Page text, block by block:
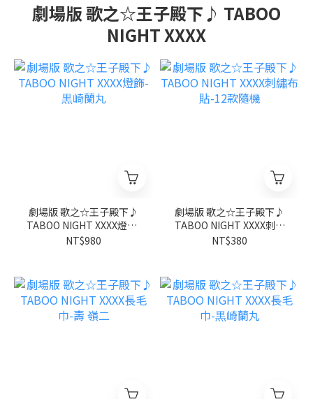
劇場版 歌之☆王子殿下♪ TABOO
NIGHT XXXX
劇場版 歌之☆王子殿下♪
TABOO NIGHT XXXX燈飾-
黒崎蘭丸
NT$980
劇場版 歌之☆王子殿下♪
TABOO NIGHT XXXX刺繡
布貼-12款隨機
NT$380